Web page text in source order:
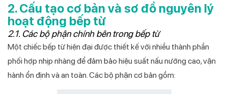
2. Cấu tạo cơ bản và sơ đồ nguyên lý
hoạt động bếp từ
2.1. Các bộ phận chính bên trong bếp từ
Một chiếc bếp từ hiện đại được thiết kế với nhiều thành phần
phối hợp nhịp nhàng để đảm bảo hiệu suất nấu nướng cao, vận
hành ổn định và an toàn. Các bộ phận cơ bản gồm: